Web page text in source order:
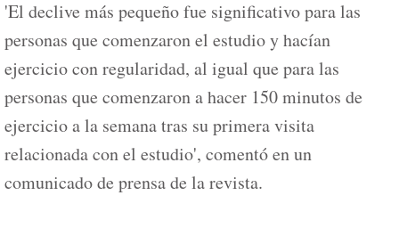
'El declive más pequeño fue significativo para las
personas que comenzaron el estudio y hacían
ejercicio con regularidad, al igual que para las
personas que comenzaron a hacer 150 minutos de
ejercicio a la semana tras su primera visita
relacionada con el estudio', comentó en un
comunicado de prensa de la revista.